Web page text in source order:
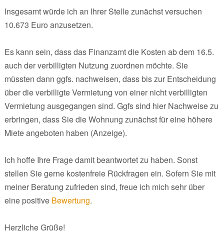
Insgesamt würde ich an Ihrer Stelle zunächst versuchen
10.673 Euro anzusetzen.
Es kann sein, dass das Finanzamt die Kosten ab dem 16.5.
auch der verbilligten Nutzung zuordnen möchte. Sie
müssten dann ggfs. nachweisen, dass bis zur Entscheidung
über die verbilligte Vermietung von einer nicht verbilligten
Vermietung ausgegangen sind. Ggfs sind hier Nachweise zu
erbringen, dass Sie die Wohnung zunächst für eine höhere
Miete angeboten haben (Anzeige).
Ich hoffe Ihre Frage damit beantwortet zu haben. Sonst
stellen Sie gerne kostenfreie Rückfragen ein. Sofern Sie mit
meiner Beratung zufrieden sind, freue ich mich sehr über
eine positive Bewertung.
Herzliche Grüße!